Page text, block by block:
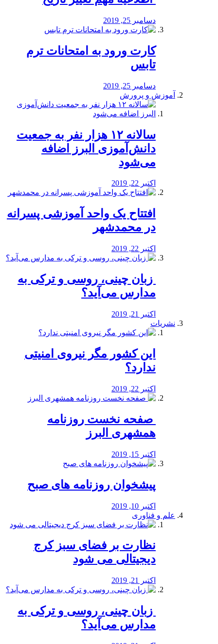
دسامبر 25, 2019
کارت ورود به امتحانات ترم
تابس
دسامبر 25, 2019
آموزش و پرورش
️سالانه ۱۲ هزار نفر به جمعیت
دانش‌آموزی البرز اضافه
می‌شود
اکتبر 22, 2019
افتتاح یک واحد آموزشی پسرانه
در محمدشهر
اکتبر 22, 2019
️ زبان چینی، روسی و ترکی به
مدارس می‌آید؟
اکتبر 21, 2019
نشریات
این کشور مگر نیروی امنیتی
ندارد؟
اکتبر 22, 2019
️ صفحه نخست روزنامه‌
همشهری البرز
اکتبر 15, 2019
پیشخوان روزنامه های صبح
اکتبر 10, 2019
علم و فناوری
نظارت بر فضای سبز کرج
دیجیتالی می شود
اکتبر 21, 2019
️ زبان چینی، روسی و ترکی به
مدارس می‌آید؟